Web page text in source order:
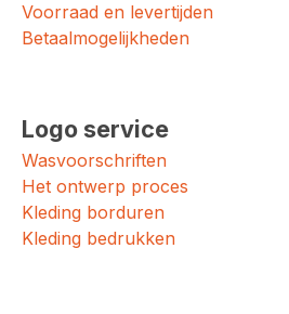
Voorraad en levertijden
Betaalmogelijkheden
Logo service
Wasvoorschriften
Het ontwerp proces
Kleding borduren
Kleding bedrukken